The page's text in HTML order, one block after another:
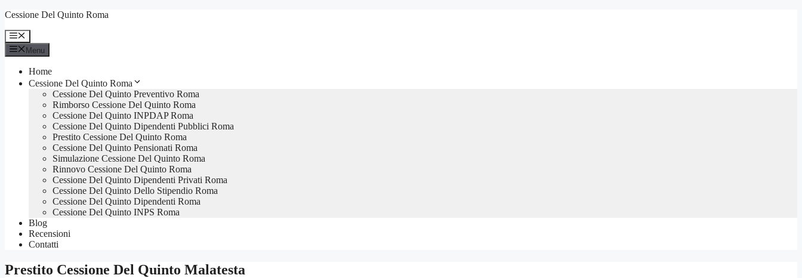
Vai
contenuto
Cessione Del Quinto Roma
Menu
Menu
Home
Cessione Del Quinto Roma
Cessione Del Quinto Preventivo Roma
Rimborso Cessione Del Quinto Roma
Cessione Del Quinto INPDAP Roma
Cessione Del Quinto Dipendenti Pubblici Roma
Prestito Cessione Del Quinto Roma
Cessione Del Quinto Pensionati Roma
Simulazione Cessione Del Quinto Roma
Rinnovo Cessione Del Quinto Roma
Cessione Del Quinto Dipendenti Privati Roma
Cessione Del Quinto Dello Stipendio Roma
Cessione Del Quinto Dipendenti Roma
Cessione Del Quinto INPS Roma
Blog
Recensioni
Contatti
Prestito Cessione Del Quinto Malatesta